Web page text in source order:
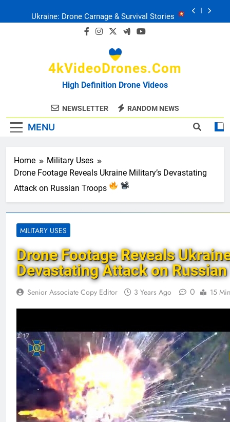
Ukraine: Drone Carnage & Survival Stories
FPV Drones : T-90 Killers
Ukraine: Drone Carnage & Survival Stories
Drone Delivery: The Job Reckoning
4kVideoDrones.com
High Definition Drone Videos
NEWSLETTER RANDOM NEWS
MENU
Home
Military Uses
Drone Footage Reveals Ukraine Military’s Devastating
Attack on Russian Troops
MILITARY USES
Drone Footage Reveals
Devastating Attack on
Senior Associate Copy Editor 3 Years Ago 0 15